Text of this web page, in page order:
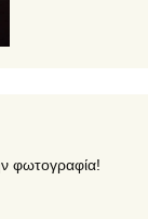
φωτογραφία!